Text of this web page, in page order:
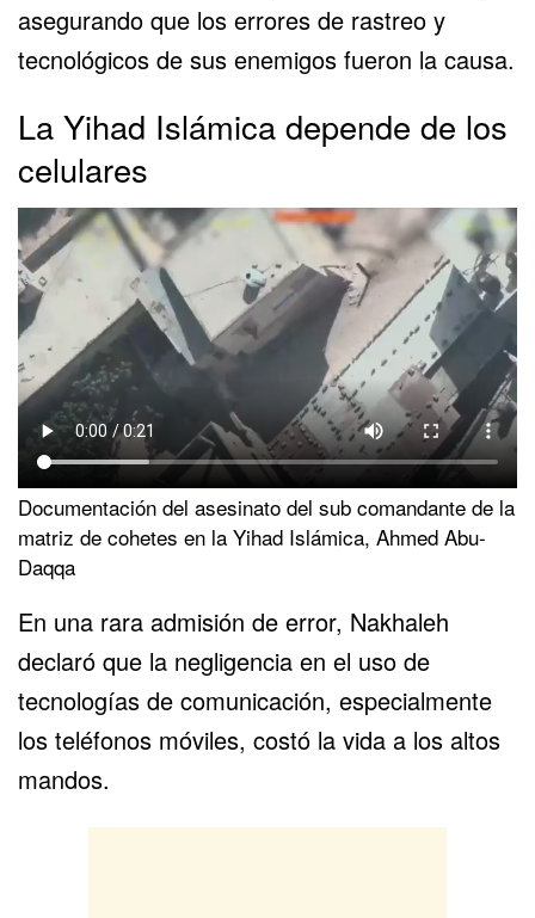
asegurando que los errores de rastreo y
tecnológicos de sus enemigos fueron la causa.
La Yihad Islámica depende de los
celulares
Documentación del asesinato del sub comandante de la
matriz de cohetes en la Yihad Islámica, Ahmed Abu-
Daqqa
En una rara admisión de error, Nakhaleh
declaró que la negligencia en el uso de
tecnologías de comunicación, especialmente
los teléfonos móviles, costó la vida a los altos
mandos.